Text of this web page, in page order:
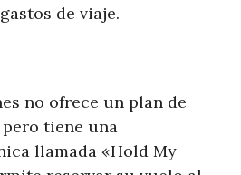
de viaje.
no ofrece un plan de
tiene una
llamada «Hold My